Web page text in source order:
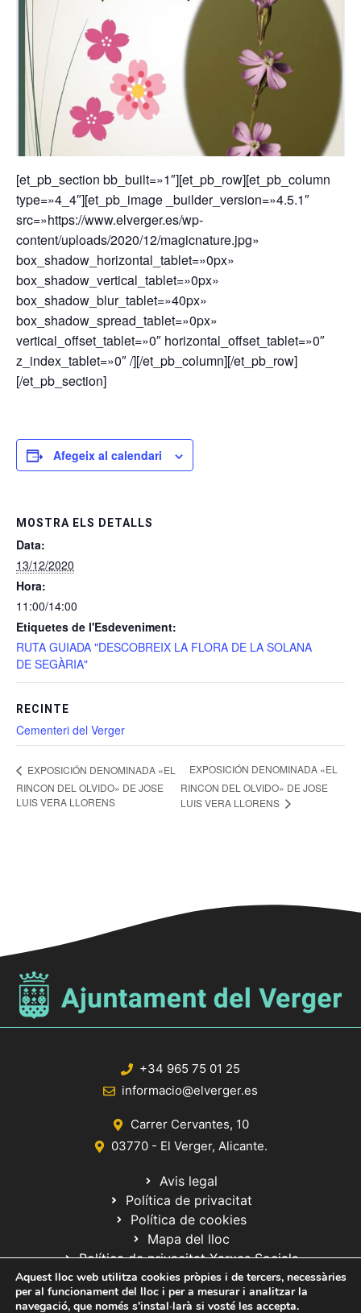
[et_pb_section bb_built=»1″][et_pb_row][et_pb_column
type=»4_4″][et_pb_image _builder_version=»4.5.1″
src=»https://www.elverger.es/wp-
content/uploads/2020/12/magicnature.jpg»
box_shadow_horizontal_tablet=»0px»
box_shadow_vertical_tablet=»0px»
box_shadow_blur_tablet=»40px»
box_shadow_spread_tablet=»0px»
vertical_offset_tablet=»0″ horizontal_offset_tablet=»0″
z_index_tablet=»0″ /][/et_pb_column][/et_pb_row]
[/et_pb_section]
Afegeix al calendari
MOSTRA ELS DETALLS
Data:
13/12/2020
Hora:
11:00/14:00
Etiquetes de l'Esdeveniment:
RUTA GUIADA "DESCOBREIX LA FLORA DE LA SOLANA
DE SEGÀRIA"
RECINTE
Cementeri del Verger
EXPOSICIÓN DENOMINADA «EL
RINCON DEL OLVIDO» DE JOSE
LUIS VERA LLORENS
EXPOSICIÓN DENOMINADA «EL
RINCON DEL OLVIDO» DE JOSE
LUIS VERA LLORENS
+34 965 75 01 25
informacio@elverger.es
Carrer Cervantes, 10
03770 - El Verger, Alicante.
Avis legal
Política de privacitat
Política de cookies
Mapa del lloc
Política de privacitat Xarxes Socials
Aquest lloc web utilitza cookies pròpies i de tercers, necessàries
per al funcionament del lloc i per a mesurar i analitzar la
navegació, que només s'instal·larà si vosté les accepta.